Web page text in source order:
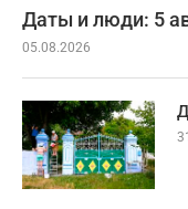
Даты и люди: 5
05.08.2026